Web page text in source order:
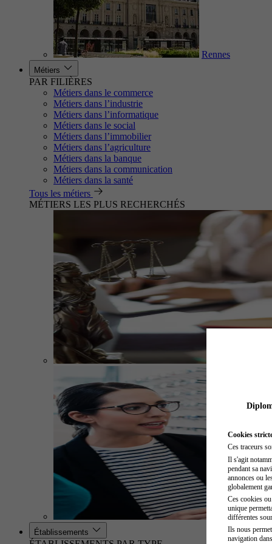
Rennes
Métiers
PAR FILIÈRES
Métiers dans le commerce
Métiers dans l’industrie
Métiers dans l’informatique
Métiers dans le social
Métiers dans l’immobilier
Métiers dans l’agriculture
Métiers dans la banque
Métiers dans la communication
Métiers dans la santé
Tous les métiers
MÉTIERS LES PLUS RECHERCHÉS
Établissements
Cookies
Ces traceurs
Il s'agit
pendant sa
annonces ou
globalement
Ces cookies
unique
différentes
Ils nous
navigation